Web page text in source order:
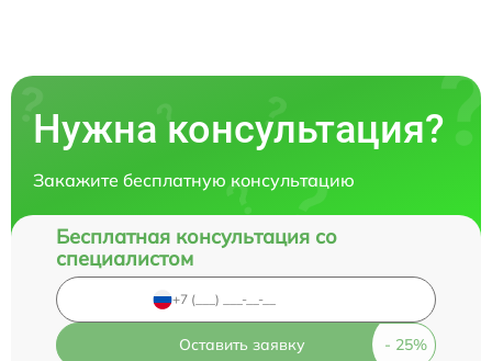
Нужна консультация?
Закажите бесплатную консультацию
Бесплатная консультация со
специалистом
Оставить заявку